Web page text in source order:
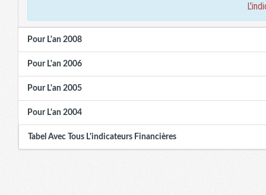
Pour L'an 2008
Pour L'an 2006
Pour L'an 2005
Pour L'an 2004
Tabel Avec Tous L'indicateurs Financières